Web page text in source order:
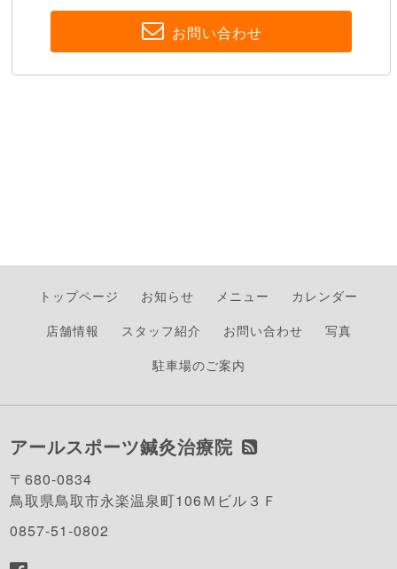
お問い合わせ
トップページ お知らせ メニュー
カレンダー
店舗情報
スタッフ紹介 お問い合わせ
写真
駐車場のご案内
アールスポーツ鍼灸治療院
〒680-0834
鳥取県鳥取市永楽温泉町106Ｍビル３Ｆ
0857-51-0802